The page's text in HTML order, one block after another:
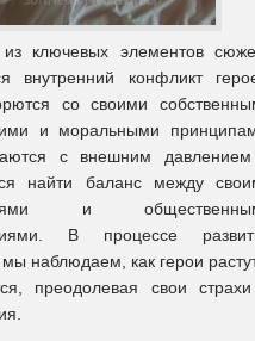
ключевых элементов
внутренний конфликт
со своими
и моральными
с внешним
найти баланс между
и
В процессе
наблюдаем, как герои
преодолевая свои